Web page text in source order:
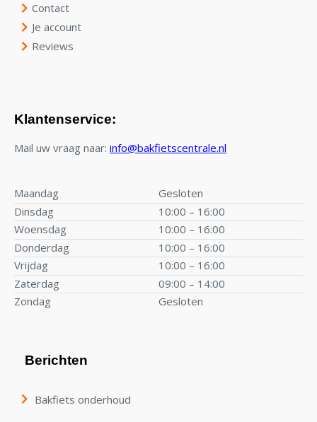
Contact
Je account
Reviews
Klantenservice:
Mail uw vraag naar: info@bakfietscentrale.nl
Maandag
Gesloten
Dinsdag
10:00 – 16:00
Woensdag
10:00 – 16:00
Donderdag
10:00 – 16:00
Vrijdag
10:00 – 16:00
Zaterdag
09:00 – 14:00
Zondag
Gesloten
Berichten
Bakfiets onderhoud